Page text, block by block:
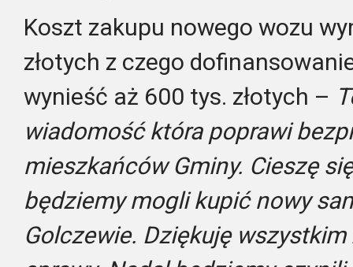
Koszt zakupu nowego wozu
złotych z czego
wynieść aż 600 tys. złotych –
wiadomość która poprawi
mieszkańców Gminy. Cieszę
będziemy mogli kupić nowy
Golczewie. Dziękuję